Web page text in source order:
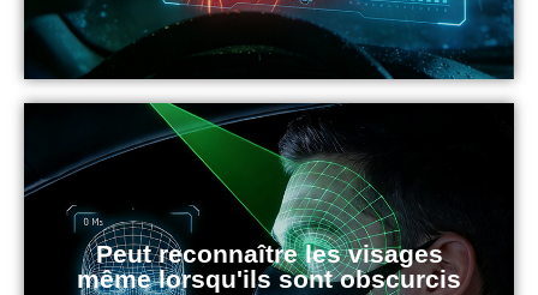
Peut reconnaître les visages
même lorsqu'ils sont obscurcis